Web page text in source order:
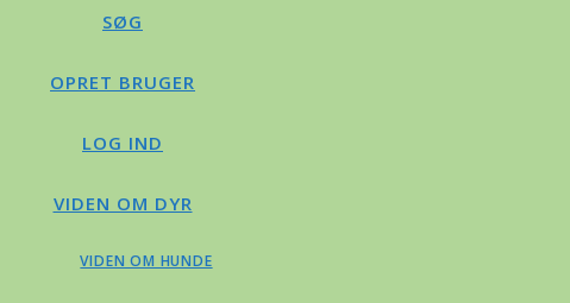
SØG
OPRET BRUGER
LOG IND
VIDEN OM DYR
VIDEN OM HUNDE